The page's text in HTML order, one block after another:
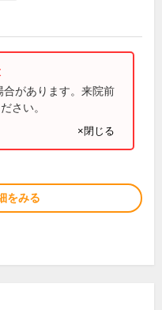
があります。来院前
さい。
×閉じる
をみる